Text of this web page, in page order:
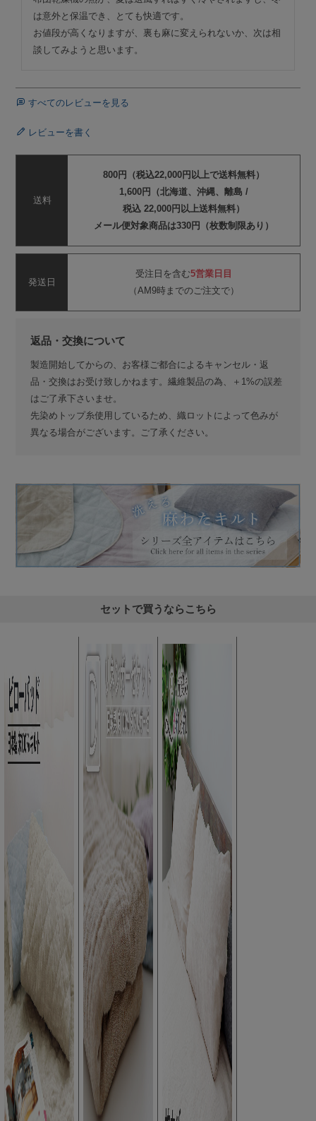
は意外と保温でき、とても快適です。
お値段が高くなりますが、裏も麻に変えられないか、次は相
談してみようと思います。
すべてのレビューを見る
レビューを書く
送料
800円（税込22,000円以上で送料無料）
1,600円（北海道、沖縄、離島 /
税込 22,000円以上送料無料）
メール便対象商品は330円（枚数制限あり）
発送日
受注日を含む5営業日目
（AM9時までのご注文で）
返品・交換について
製造開始してからの、お客様ご都合によるキャンセル・返
品・交換はお受け致しかねます。繊維製品の為、＋1%の誤差
はご了承下さいませ。
先染めトップ糸使用しているため、織ロットによって色みが
異なる場合がございます。ご了承ください。
セットで買うならこちら